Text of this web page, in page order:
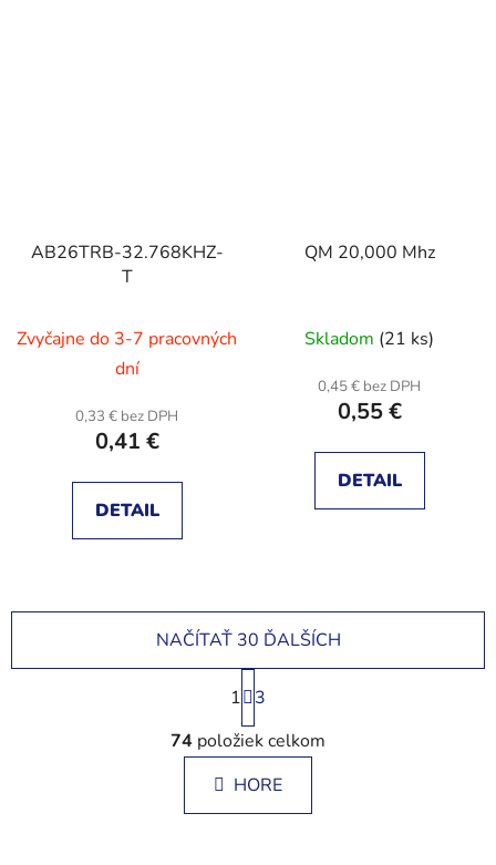
AB26TRB-32.768KHZ-
T
Zvyčajne do 3-7 pracovných
dní
0,33 € bez DPH
0,41 €
DETAIL
QM 20,000 Mhz
Skladom (21 ks)
0,45 € bez DPH
0,55 €
DETAIL
O
v
l
á
d
NAČÍTAŤ 30 ĎALŠÍCH
S
t
r
á
n
k
1
3
74 položiek celkom
HORE